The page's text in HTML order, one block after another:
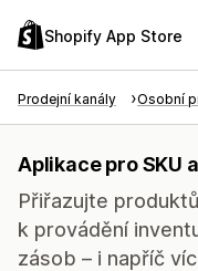
Shopify App Store
Prodejní kanály Osobní
Aplikace pro SKU
Přiřazujte
k provádění
zásob – i napříč